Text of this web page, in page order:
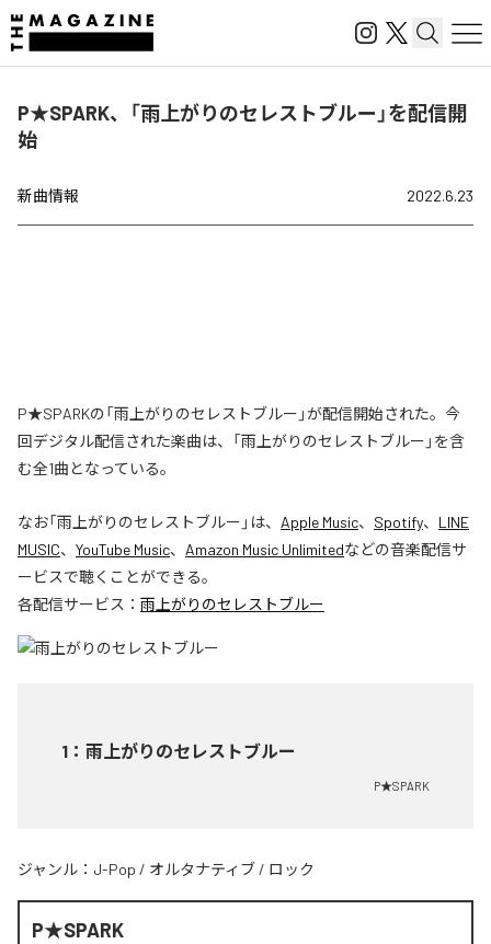
P★SPARK、「雨上がりのセレストブルー」を配信開
始
新曲情報 2022.6.23
P★SPARKの「雨上がりのセレストブルー」が配信開始された。今
回デジタル配信された楽曲は、「雨上がりのセレストブルー」を含
む全1曲となっている。
なお「雨上がりのセレストブルー 」は、 Apple Music、 Spotify、 LINE
MUSIC、 YouTube Music、 Amazon Music Unlimitedなどの音楽配信サ
ービスで聴くことができる。
各配信サービス： 雨上がりのセレストブルー
1 ： 雨上がりのセレストブルー
P★SPARK
ジャンル： J-Pop / オルタナティブ / ロック
P★SPARK